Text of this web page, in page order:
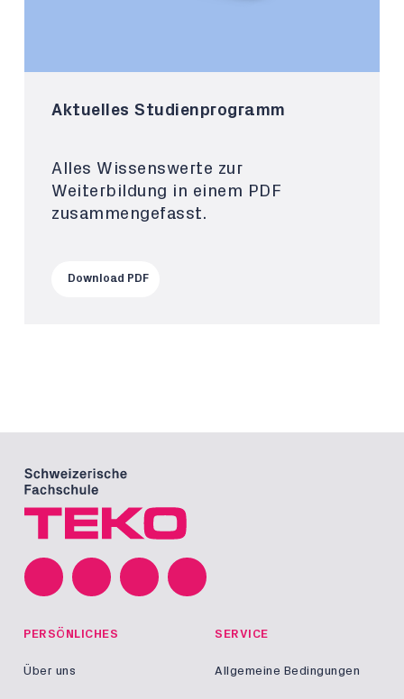
Aktuelles Studienprogramm
Alles Wissenswerte zur
Weiterbildung in einem PDF
zusammengefasst.
Download PDF
PERSÖNLICHES
Über uns
SERVICE
Allgemeine Bedingungen